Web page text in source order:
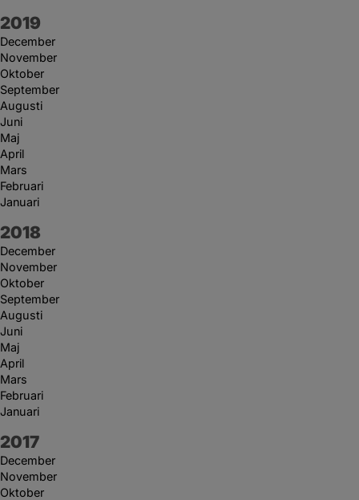
År:
2019
December
November
Oktober
September
Augusti
Juni
Maj
April
Mars
Februari
Januari
År:
2018
December
November
Oktober
September
Augusti
Juni
Maj
April
Mars
Februari
Januari
År:
2017
December
November
Oktober